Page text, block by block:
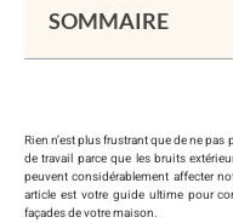
SOMMAIRE
Rien n’est plus frustrant que de ne
de travail parce que les bruits
peuvent considérablement affecter
article est votre guide ultime pour
façades de votre maison.